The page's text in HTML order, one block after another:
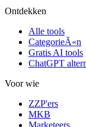
Ontdekken
Alle tools
CategorieÃ«n
Gratis AI tools
ChatGPT
Voor wie
ZZP'ers
MKB